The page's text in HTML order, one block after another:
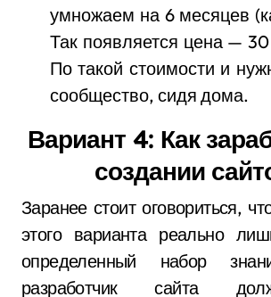
умножаем на 6 месяцев
Так появляется цена —
По такой стоимости и
сообщество, сидя дома.
Вариант 4: Как
создании
Заранее стоит оговориться,
этого варианта реально
определенный набор
разработчик сайта